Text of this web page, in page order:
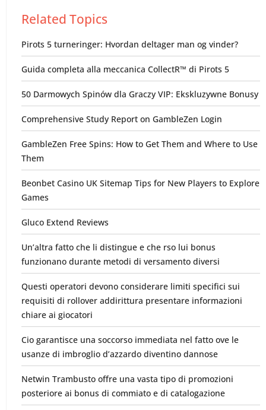
Related Topics
Pirots 5 turneringer: Hvordan deltager man og vinder?
Guida completa alla meccanica CollectR™ di Pirots 5
50 Darmowych Spinów dla Graczy VIP: Ekskluzywne Bonusy
Comprehensive Study Report on GambleZen Login
GambleZen Free Spins: How to Get Them and Where to Use
Them
Beonbet Casino UK Sitemap Tips for New Players to Explore
Games
Gluco Extend Reviews
Un’altra fatto che li distingue e che rso lui bonus
funzionano durante metodi di versamento diversi
Questi operatori devono considerare limiti specifici sui
requisiti di rollover addirittura presentare informazioni
chiare ai giocatori
Cio garantisce una soccorso immediata nel fatto ove le
usanze di imbroglio d’azzardo diventino dannose
Netwin Trambusto offre una vasta tipo di promozioni
posteriore ai bonus di commiato e di catalogazione